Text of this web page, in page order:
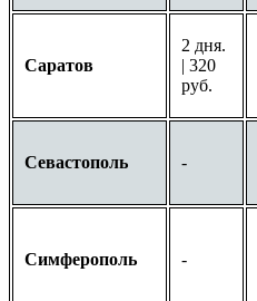
Саратов
2 дня.
| 320
руб.
Севастополь -
Симферополь -